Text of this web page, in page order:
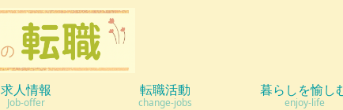
求人情報
Job-offer
転職活動
change-jobs
暮らしを愉し
enjoy-life